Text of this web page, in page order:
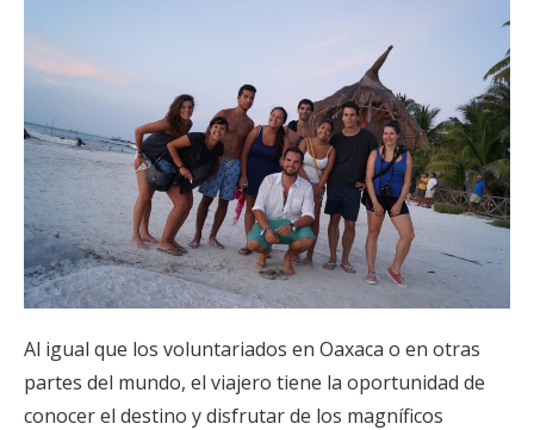
Al igual que los voluntariados en Oaxaca o en otras
partes del mundo, el viajero tiene la oportunidad de
conocer el destino y disfrutar de los magníficos